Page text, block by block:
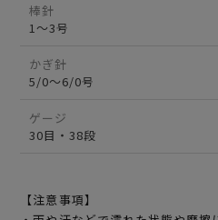
棒針
1～3号
かぎ針
5/0～6/0号
ゲージ
30目・38段
【注意事項】